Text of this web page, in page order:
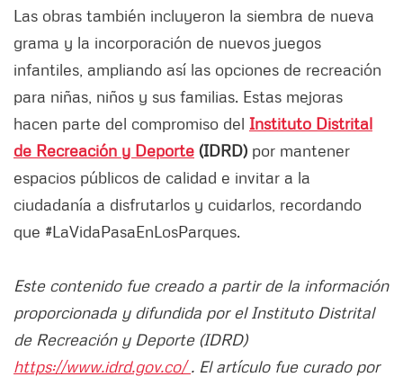
Las obras también incluyeron la siembra de nueva
grama y la incorporación de nuevos juegos
infantiles, ampliando así las opciones de recreación
para niñas, niños y sus familias. Estas mejoras
hacen parte del compromiso del Instituto Distrital
de Recreación y Deporte (IDRD) por mantener
espacios públicos de calidad e invitar a la
ciudadanía a disfrutarlos y cuidarlos, recordando
que #LaVidaPasaEnLosParques.
Este contenido fue creado a partir de la información
proporcionada y difundida por el Instituto Distrital
de Recreación y Deporte (IDRD)
https://www.idrd.gov.co/. El artículo fue curado por